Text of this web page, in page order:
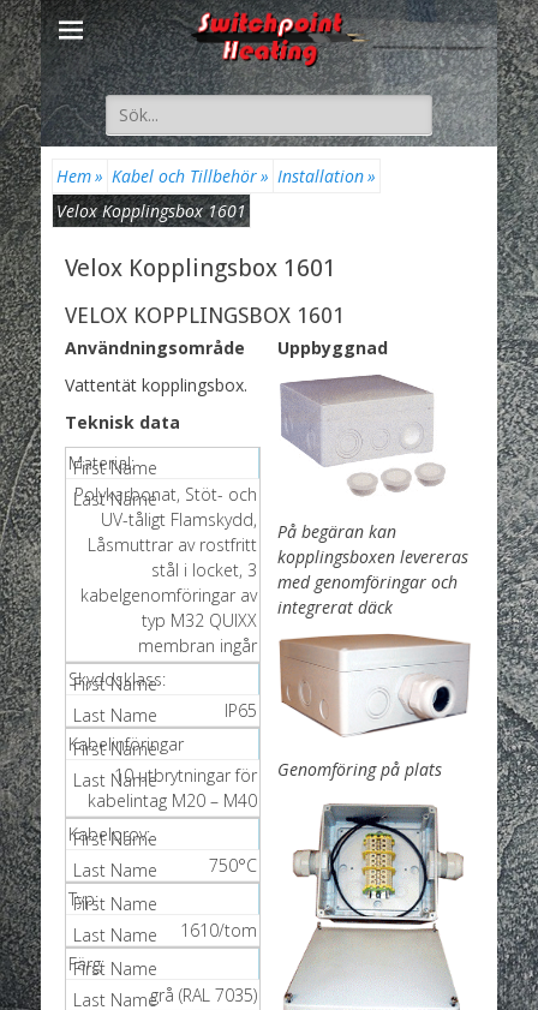
Sök
efter:
Hem» Kabel och Tillbehör» Installation»
Velox Kopplingsbox 1601
Velox Kopplingsbox 1601
VELOX KOPPLINGSBOX 1601
Användningsområde
Vattentät kopplingsbox.
Teknisk data
Material:
Polykarbonat, Stöt- och
UV-tåligt Flamskydd,
Låsmuttrar av rostfritt
stål i locket, 3
kabelgenomföringar av
typ M32 QUIXX
membran ingår
Skyddsklass:
IP65
Kabelinföringar
10 utbrytningar för
kabelintag M20 – M40
Kabelprov:
750°C
Typ:
1610/tom
Färg:
grå (RAL 7035)
Uppbyggnad
På begäran kan
kopplingsboxen levereras
med genomföringar och
integrerat däck
Genomföring på plats